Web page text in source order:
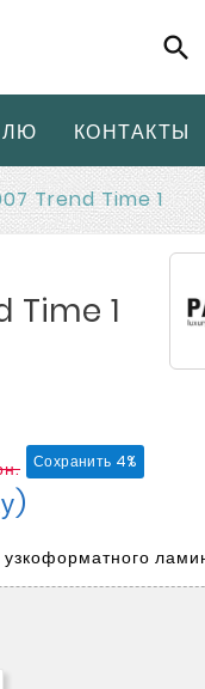

КОНТАКТЫ
Trend Time 1
Time 1
Сохранить 4%